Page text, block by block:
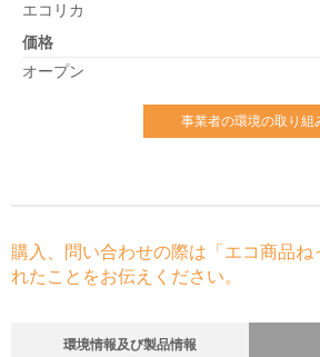
エコリカ
価格
オープン
事業者の環境の取り組
購入、問い合わせの際は「エコ商品ね
れたことをお伝えください。
環境情報及び製品情報